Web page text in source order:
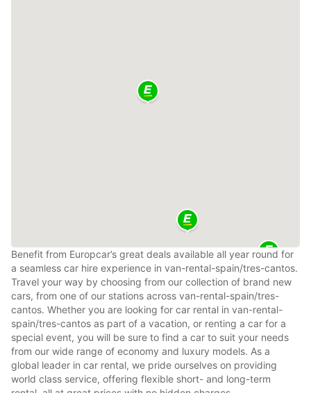
Benefit from Europcar’s great deals available all year round for
a seamless car hire experience in van-rental-spain/tres-cantos.
Travel your way by choosing from our collection of brand new
cars, from one of our stations across van-rental-spain/tres-
cantos. Whether you are looking for car rental in van-rental-
spain/tres-cantos as part of a vacation, or renting a car for a
special event, you will be sure to find a car to suit your needs
from our wide range of economy and luxury models. As a
global leader in car rental, we pride ourselves on providing
world class service, offering flexible short- and long-term